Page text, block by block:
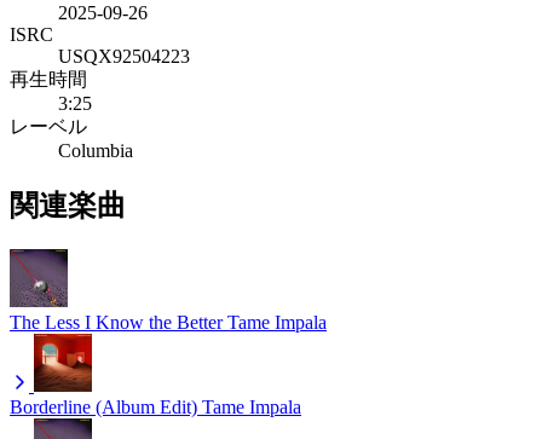
2025-09-26
ISRC
USQX92504223
再生時間
3:25
レーベル
Columbia
関連楽曲
The Less I Know the Better Tame Impala
Borderline (Album Edit) Tame Impala